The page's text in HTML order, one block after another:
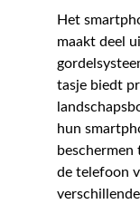
Het
maakt deel
tasje biedt
hun
beschermen
de telefoon